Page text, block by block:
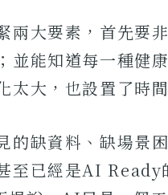
兩大要素，首先要
並能知道每一種健
太大，也設置了時
的缺資料、缺場景
至已經是AI Ready